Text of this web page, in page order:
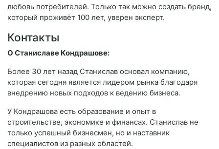
любовь потребителей. Только так можно создать бренд,
который проживёт 100 лет, уверен эксперт.
Контакты
О Станиславе Кондрашове:
Более 30 лет назад Станислав основал компанию,
которая сегодня является лидером рынка благодаря
внедрению новых подходов к ведению бизнеса.
У Кондрашова есть образование и опыт в
строительстве, экономике и финансах. Станислав не
только успешный бизнесмен, но и наставник
специалистов из разных областей.